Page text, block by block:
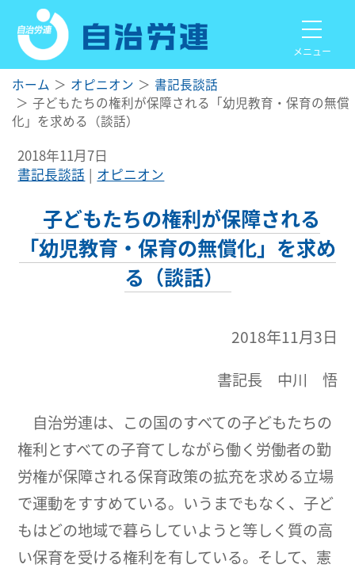
メニュー
ホーム オピニオン
書記長談話
子どもたちの権利が保障される「幼児教育・保育の無償
化」を求める（談話）
2018年11月7日
書記長談話
オピニオン
子どもたちの権利が保障される
「幼児教育・保育の無償化」を求め
る（談話）
2018年11月3日
書記長 中川 悟
自治労連は、この国のすべての子どもたちの
権利とすべての子育てしながら働く労働者の勤
労権が保障される保育政策の拡充を求める立場
で運動をすすめている。いうまでもなく、子ど
もはどの地域で暮らしていようと等しく質の高
い保育を受ける権利を有している。そして、憲